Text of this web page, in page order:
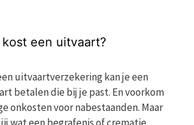
kost een uitvaart?
uitvaartverzekering kan je een
betalen die bij je past. En voorkom
onkosten voor nabestaanden. Maar